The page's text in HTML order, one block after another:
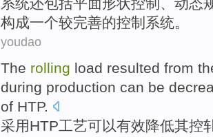
系统还包括平面形状控制 、 动态
构成一个较完善的控制系统。
youdao
The rolling load resulted from
during production can be
of HTP.
采用HTP工艺可以有效降低其控